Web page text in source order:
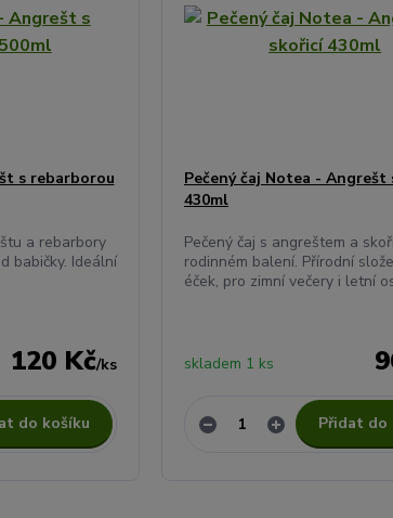
s rebarborou
a rebarbory
babičky. Ideální
120 Kč/ks
do košíku
Pečený čaj Notea - Angrešt
430ml
Pečený čaj s angreštem a
rodinném balení. Přírodní
éček, pro zimní večery i letní
skladem 1 ks
Přidat do